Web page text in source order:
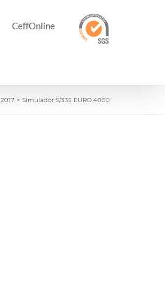
CeffOnline
2017 Simulador S/335 EURO 4000